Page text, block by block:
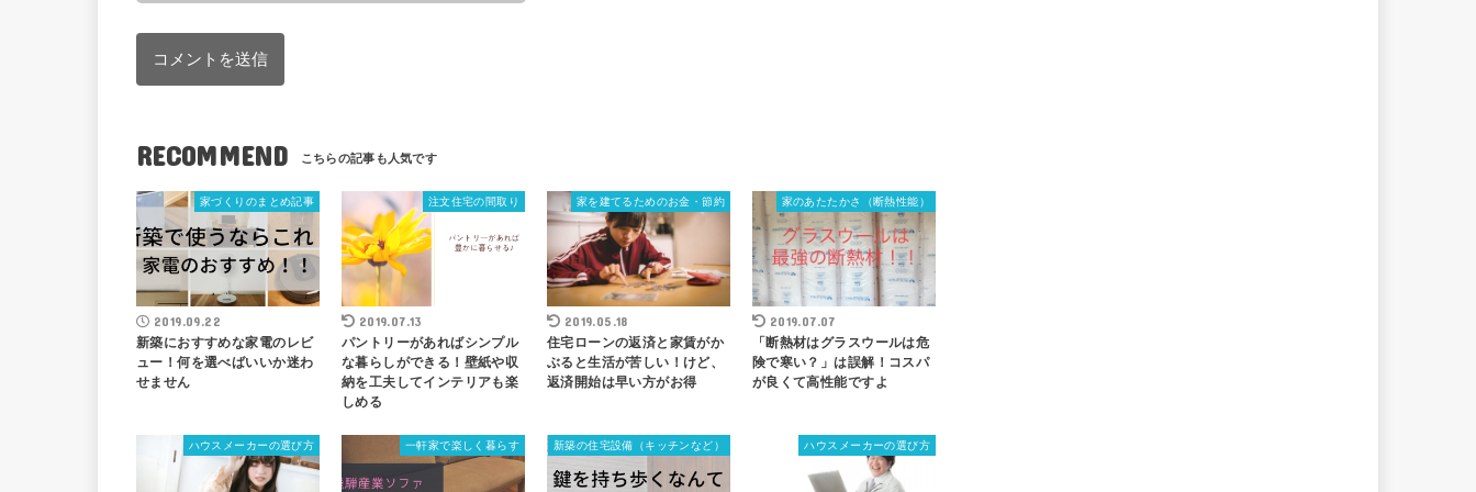
RECOMMEND
家づくりのまとめ記事
2019.09.22
新築におすすめな家電のレビ
ュー！何を選べばいいか迷わ
せません
注文住宅の間取り
2019.07.13
パントリーがあればシンプル
な暮らしができる！壁紙や収
納を工夫してインテリアも楽
しめる
家を建てるためのお金・節約
2019.05.18
住宅ローンの返済と家賃がか
ぶると生活が苦しい！けど、
返済開始は早い方がお得
家のあたたかさ（断熱性能）
2019.07.07
「断熱材はグラスウールは危
険で寒い？」は誤解！コスパ
が良くて高性能ですよ
ハウスメーカーの選び方 一軒家で楽しく暮らす 新築の住宅設備（キッチンなど） ハウスメーカーの選び方